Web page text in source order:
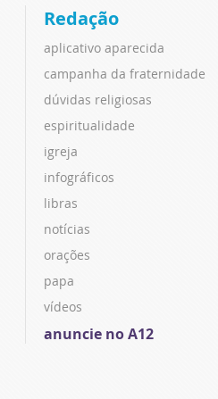
Redação
aplicativo aparecida
campanha da fraternidade
dúvidas religiosas
espiritualidade
igreja
infográficos
libras
notícias
orações
papa
vídeos
anuncie no A12